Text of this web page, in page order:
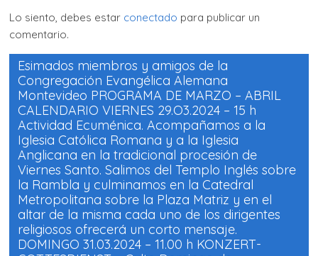
t
r
n
F
a
c
e
b
o
o
k
(
S
e
a
b
r
e
e
n
u
n
a
v
e
n
t
r
n
W
h
a
s
A
p
p
(
S
e
a
b
r
e
e
n
u
n
a
v
e
n
Lo siento, debes estar conectado para publicar un
comentario.
Esimados miembros y amigos de la
Congregación Evangélica Alemana
Montevideo PROGRAMA DE MARZO – ABRIL
CALENDARIO VIERNES 29.O3.2024 – 15 h
Actividad Ecuménica. Acompañamos a la
Iglesia Católica Romana y a la Iglesia
Anglicana en la tradicional procesión de
Viernes Santo. Salimos del Templo Inglés sobre
la Rambla y culminamos en la Catedral
Metropolitana sobre la Plaza Matriz y en el
altar de la misma cada uno de los dirigentes
religiosos ofrecerá un corto mensaje.
DOMINGO 31.03.2024 – 11.00 h KONZERT-